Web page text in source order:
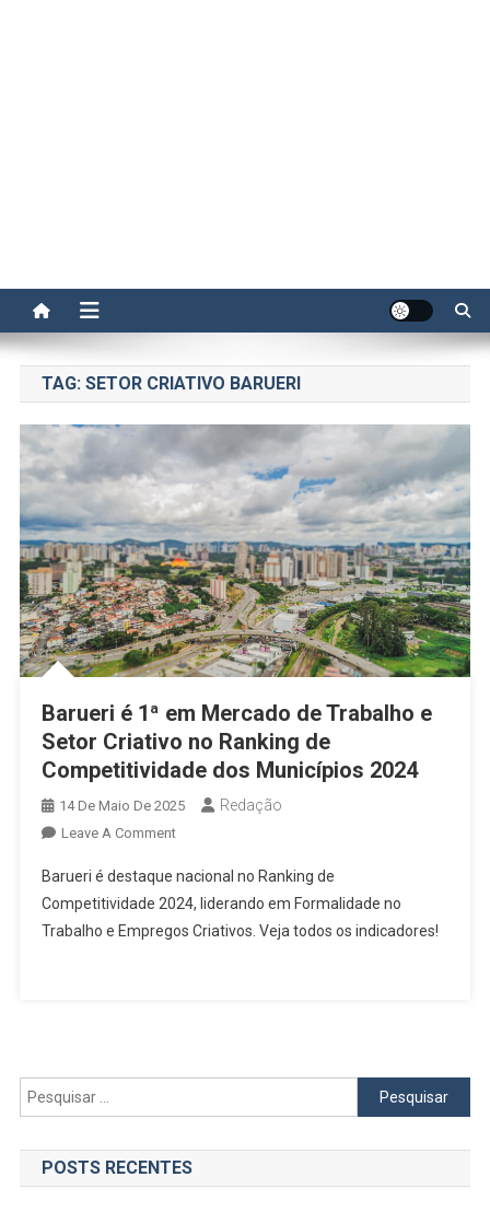
TAG: SETOR CRIATIVO BARUERI
Barueri é 1ª em Mercado de Trabalho e
Setor Criativo no Ranking de
Competitividade dos Municípios 2024
14 De Maio De 2025 Redação
Leave A CommentOn
É
1ª
Em
Criativo
De
Competitividade
Barueri é destaque nacional no Ranking de
Competitividade 2024, liderando em Formalidade no
Trabalho e Empregos Criativos. Veja todos os indicadores!
Pesquisar
por:
POSTS RECENTES